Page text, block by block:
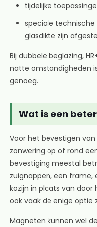
tijdelijke
speciale technische
glasdikte zijn
Bij dubbele beglazing,
natte omstandigheden
genoeg.
Wat is een
Voor het bevestigen
zonwering op of rond
bevestiging meestal
zuignappen, een frame,
kozijn in plaats van door
ook vaak de enige optie
Magneten kunnen wel